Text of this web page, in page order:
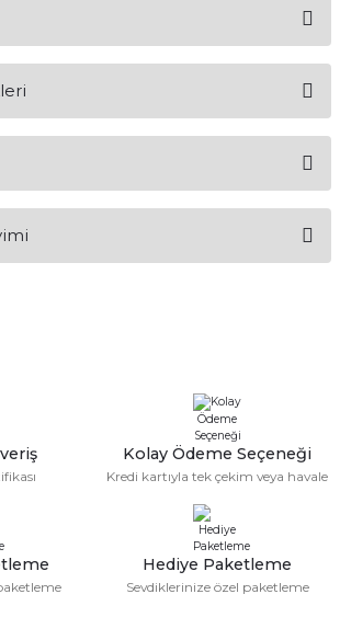
gördüğünüz noktaları öneri formunu
iletebilirsiniz.
bozuk veya görüntülenemiyor.
hatalar bulunuyor.
sitelerden daha pahalı.
farklı alternatifler olmalı.Kolay Ödeme Seçeneği
Kredi kartıyla tek çekim veya havale
Hediye Paketleme
Sevdiklerinize özel paketleme